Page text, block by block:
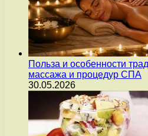
Польза и особенности
массажа и процедур СПА
30.05.2026